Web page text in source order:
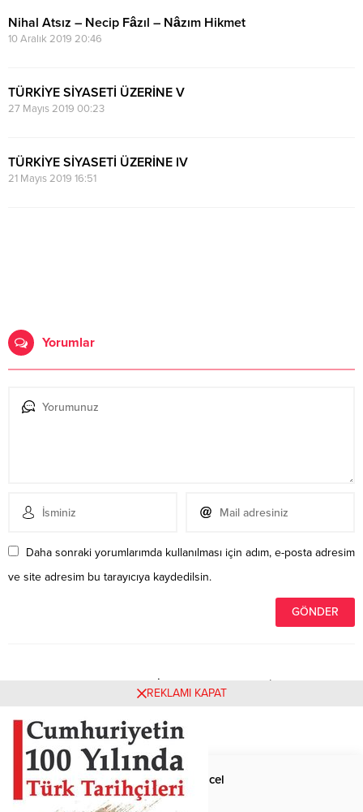
Nihal Atsız – Necip Fâzıl – Nâzım Hikmet
10 Aralık 2019 20:46
TÜRKİYE SİYASETİ ÜZERİNE V
27 Mayıs 2019 00:23
TÜRKİYE SİYASETİ ÜZERİNE IV
21 Mayıs 2019 16:51
Yorumlar
Daha sonraki yorumlarımda kullanılması için adım, e-posta adresim
ve site adresim bu tarayıcıya kaydedilsin.
Henüz yorum yapılmamış. İlk yorumu yukarıdaki form
aracılığıyla siz yapabilirsiniz.
Anasayfa Güncel
REKLAMI KAPAT